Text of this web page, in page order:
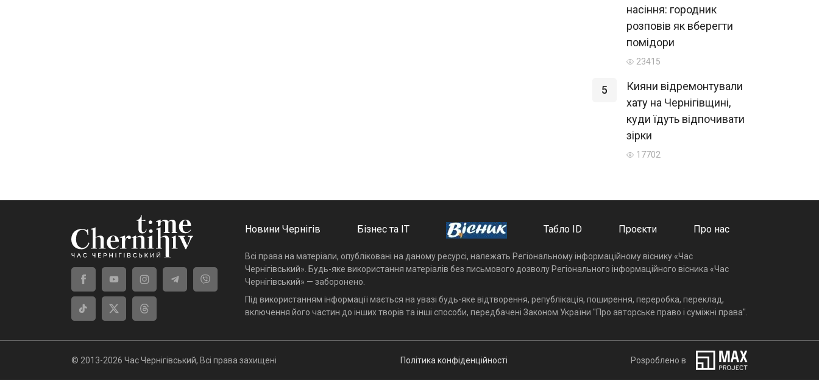
насіння: городник
розповів як вберегти
помідори
23415
5
Кияни відремонтували
хату на Чернігівщині,
куди їдуть відпочивати
зірки
17702
Новини Чернігів Бізнес та ІТ Табло ID Проєкти Про нас
Всі права на матеріали, опубліковані на даному ресурсі, належать Регіональному інформаційному віснику «Час
Чернігівський». Будь-яке використання матеріалів без письмового дозволу Регіонального інформаційного вісника «Час
Чернігівський» — заборонено.
Під використанням інформації мається на увазі будь-яке відтворення, републікація, поширення, переробка, переклад,
включення його частин до інших творів та інші способи, передбачені Законом України "Про авторське право і суміжні права".
© 2013-2026 Час Чернігівський, Всі права захищені Політика конфіденційності Розроблено в